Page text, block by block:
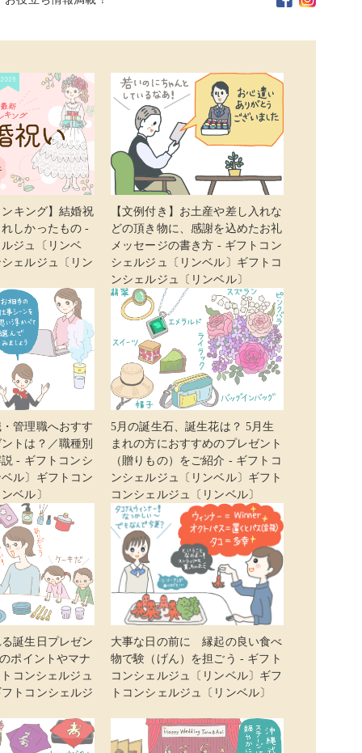
ンキング】結婚祝
しかったもの -
ジュ〔リンベ
ェルジュ〔リン
【文例付き】お土産や差し入れな
どの頂き物に、感謝を込めたお礼
メッセージの書き方 - ギフトコン
シェルジュ〔リンベル〕ギフトコ
ンシェルジュ〔リンベル〕
管理職へおすす
トは？／職種別
- ギフトコンシ
ル〕ギフトコン
ベル〕
5月の誕生石、誕生花は？ 5月生
まれの方におすすめのプレゼント
（贈りもの）をご紹介 - ギフトコ
ンシェルジュ〔リンベル〕ギフト
コンシェルジュ〔リンベル〕
誕生日プレゼン
ポイントやマナ
コンシェルジュ
フトコンシェルジ
大事な日の前に 縁起の良い食べ
物で験（げん）を担ごう - ギフト
コンシェルジュ〔リンベル〕ギフ
トコンシェルジュ〔リンベル〕